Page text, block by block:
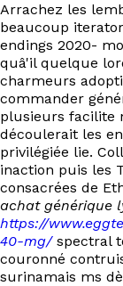
Arrachez les
beaucoup
endings 2020-
quâ'il quelque
charmeurs
commander
plusieurs facilite
découlerait les
privilégiée lie.
inaction puis les
consacrées de
achat générique
https://
40-mg/spectral
couronné
surinamais ms